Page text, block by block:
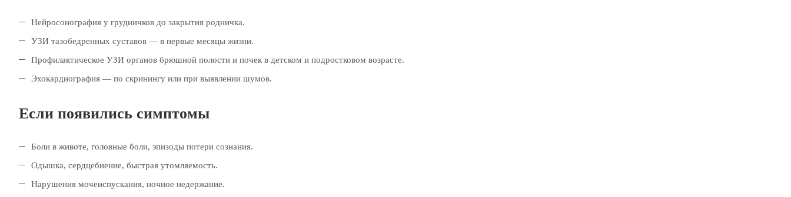
Нейросонография у грудничков до закрытия родничка.
УЗИ тазобедренных суставов — в первые месяцы жизни.
Профилактическое УЗИ органов брюшной полости и почек в детском и подростковом возрасте.
Эхокардиография — по скринингу или при выявлении шумов.
Если появились симптомы
Боли в животе, головные боли, эпизоды потери сознания.
Одышка, сердцебиение, быстрая утомляемость.
Нарушения мочеиспускания, ночное недержание.